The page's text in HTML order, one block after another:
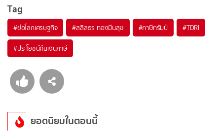
Tag
#ย่อโลกเศรษฐกิจ #สลิลธร ทองมีนสุข #ภาษีทรัมป์ #TDRI
#ประโยชน์คืนเงินภาษี
ยอดนิยมในตอนนี้